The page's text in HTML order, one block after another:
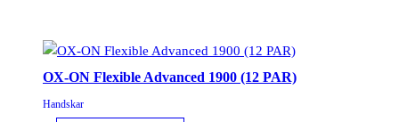
OX-ON Flexible Advanced 1900 (12 PAR)
Handskar